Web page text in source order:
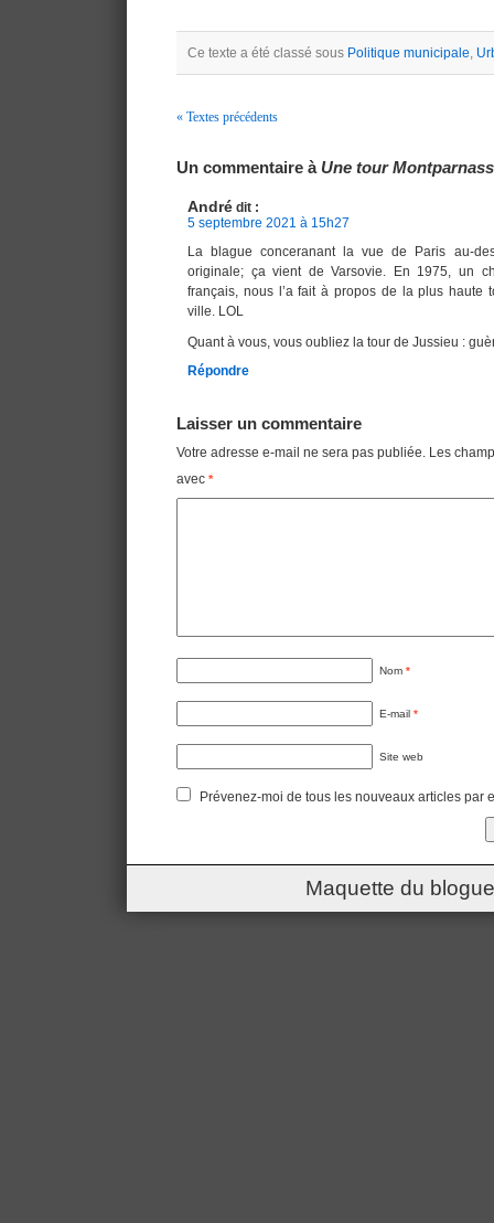
Ce texte a été classé sous Politique municipale
« Textes précédents
Un commentaire à Une tour
André dit :
5 septembre 2021 à 15h27
La blague conceranant la vue de Paris au-
originale; ça vient de Varsovie. En 1975, un
français, nous l’a fait à propos de la plus haute
ville. LOL
Quant à vous, vous oubliez la tour de Jussieu :
Répondre
Laisser un commentaire
Votre adresse e-mail ne sera pas publiée. Les
avec *
Nom *
E-mail *
Site web
Prévenez-moi de tous les nouveaux articles par
Maquette du